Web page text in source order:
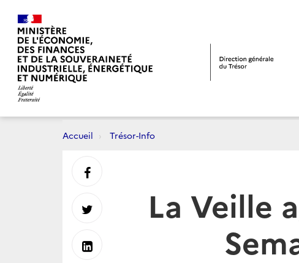
Accueil Trésor-Info
La Veille
Partager
sur
Partager
sur
Partager